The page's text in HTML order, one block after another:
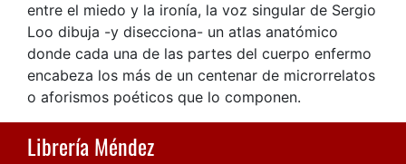
entre el miedo y la ironía, la voz singular de Sergio
Loo dibuja -y disecciona- un atlas anatómico
donde cada una de las partes del cuerpo enfermo
encabeza los más de un centenar de microrrelatos
o aforismos poéticos que lo componen.
Librería Méndez